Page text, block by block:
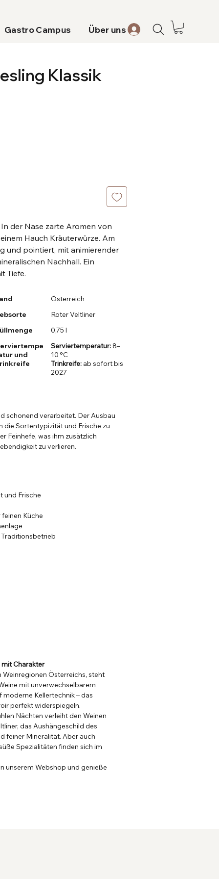
Gastro Campus Über uns
Klassik
der Nase zarte Aromen von
Hauch Kräuterwürze. Am
und pointiert, mit animierender
Nachhall. Ein
Tiefe.
Österreich
Roter Veltliner
0,75 l
und
Serviertemperatur:8–
10 °C
Trinkreife: ab sofort bis
2027
schonend verarbeitet. Der Ausbau
Sortentypizität und Frische zu
Feinhefe, was ihm zusätzlich
zu verlieren.
und Frische
Küche
Charakter
Österreichs, steht
mit unverwechselbarem
Kellertechnik – das
perfekt widerspiegeln.
Nächten verleiht den Weinen
das Aushängeschild des
feiner Mineralität. Aber auch
Spezialitäten finden sich im
unserem Webshop und genieße